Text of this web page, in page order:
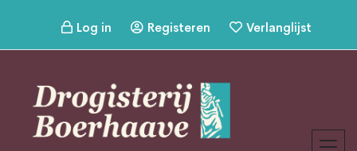
Log in Registeren Verlanglijst